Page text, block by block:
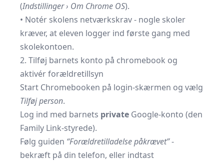
(Indstillinger › Om Chrome OS).
• Notér skolens netværkskrav - nogle skoler
kræver, at eleven logger ind første gang med
skolekontoen.
2. Tilføj barnets konto på chromebook og
aktivér forældretillsyn
Start Chromebooken på login-skærmen og vælg
Tilføj person.
Log ind med barnets private Google-konto (den
Family Link-styrede).
Følg guiden “Forældretilladelse påkrævet”-
bekræft på din telefon, eller indtast